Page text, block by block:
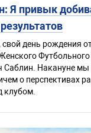
Я привык
свой день рождения
Саблин. Накануне мы
о перспективах
клубом.